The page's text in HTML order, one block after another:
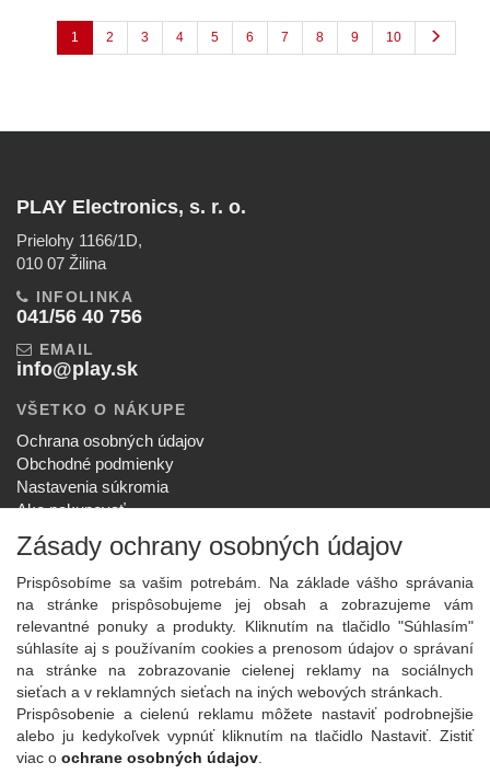
1 2 3 4 5 6 7 8 9 10
PLAY Electronics, s. r. o.
Prielohy 1166/1D,
010 07 Žilina
INFOLINKA
041/56 40 756
EMAIL
info@play.sk
VŠETKO O NÁKUPE
Ochrana osobných údajov
Obchodné podmienky
Nastavenia súkromia
Ako nakupovať
Reklamačný poriadok
SPOLOČNOSŤ
O nás
Kontakt
Služby
Aktuality
NOVINKY NA EMAIL
Prihlásiť
Viac informácií o tejto službe
Zásady ochrany osobných údajov
Prispôsobíme sa vašim potrebám. Na základe vášho správania
na stránke prispôsobujeme jej obsah a zobrazujeme vám
relevantné ponuky a produkty. Kliknutím na tlačidlo "Súhlasím"
súhlasíte aj s používaním cookies a prenosom údajov o správaní
na stránke na zobrazovanie cielenej reklamy na sociálnych
sieťach a v reklamných sieťach na iných webových stránkach.
Prispôsobenie a cielenú reklamu môžete nastaviť podrobnejšie
alebo ju kedykoľvek vypnúť kliknutím na tlačidlo Nastaviť. Zistiť
viac o ochrane osobných údajov